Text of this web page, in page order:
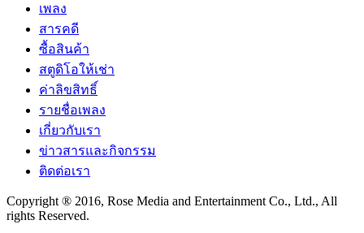
เพลง
สารคดี
ซื้อสินค้า
สตูดิโอให้เช่า
ค่าลิขสิทธิ์
รายชื่อเพลง
เกี่ยวกับเรา
ข่าวสารและกิจกรรม
ติดต่อเรา
Copyright ® 2016, Rose Media and Entertainment Co., Ltd., All
rights Reserved.